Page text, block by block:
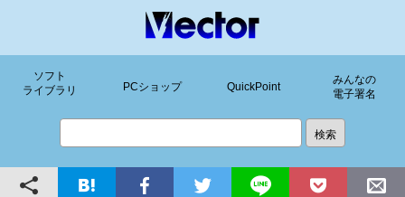
ソフト
ライブラリ
PCショップ QuickPoint
みんなの
電子署名